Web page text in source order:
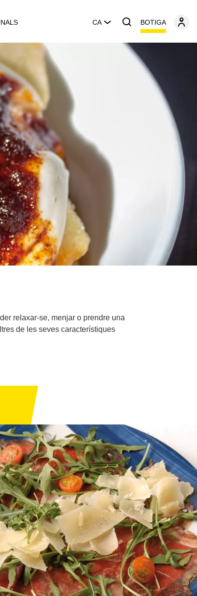
CA BOTIGA
relaxar-se, menjar o prendre una
de les seves característiques